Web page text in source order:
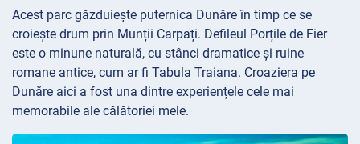
Acest parc găzduiește puternica Dunăre în timp ce se
croiește drum prin Munții Carpați. Defileul Porțile de Fier
este o minune naturală, cu stânci dramatice și ruine
romane antice, cum ar fi Tabula Traiana. Croaziera pe
Dunăre aici a fost una dintre experiențele cele mai
memorabile ale călătoriei mele.